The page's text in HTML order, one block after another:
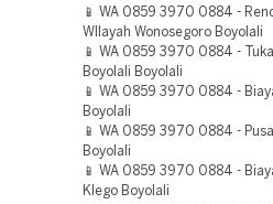
📱 WA 0859 3970 0884 -
WIlayah Wonosegoro Boyolali
📱 WA 0859 3970 0884 -
Boyolali Boyolali
📱 WA 0859 3970 0884 -
Boyolali
📱 WA 0859 3970 0884 -
Boyolali
📱 WA 0859 3970 0884 -
Klego Boyolali